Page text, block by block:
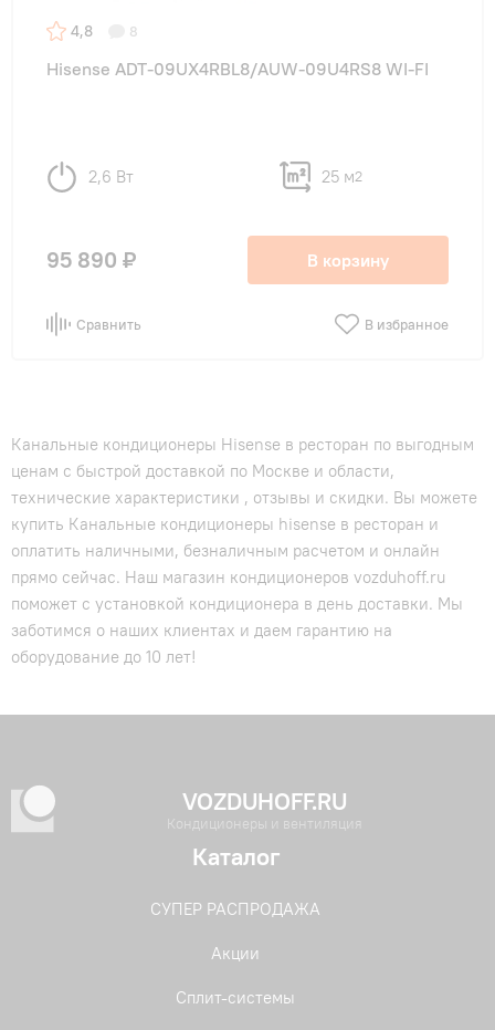
4,8 8
Hisense ADT-09UX4RBL8/AUW-09U4RS8 WI-FI
2,6 Вт 25 м2
95 890 ₽ В корзину
Сравнить В избранное
Канальные кондиционеры Hisense в ресторан по выгодным
ценам с быстрой доставкой по Москве и области,
технические характеристики , отзывы и скидки. Вы можете
купить Канальные кондиционеры hisense в ресторан и
оплатить наличными, безналичным расчетом и онлайн
прямо сейчас. Наш магазин кондиционеров vozduhoff.ru
поможет с установкой кондиционера в день доставки. Мы
заботимся о наших клиентах и даем гарантию на
оборудование до 10 лет!
VOZDUHOFF.RU
Кондиционеры и вентиляция
Каталог
СУПЕР РАСПРОДАЖА
Акции
Сплит-системы